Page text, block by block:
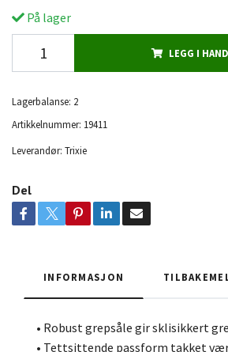
På lager
LEGG I
Lagerbalanse: 2
Artikkelnummer: 19411
Leverandør: Trixie
Del
INFORMASJON
• Robust grepsåle gir sklisikkert
• Tettsittende passform takket